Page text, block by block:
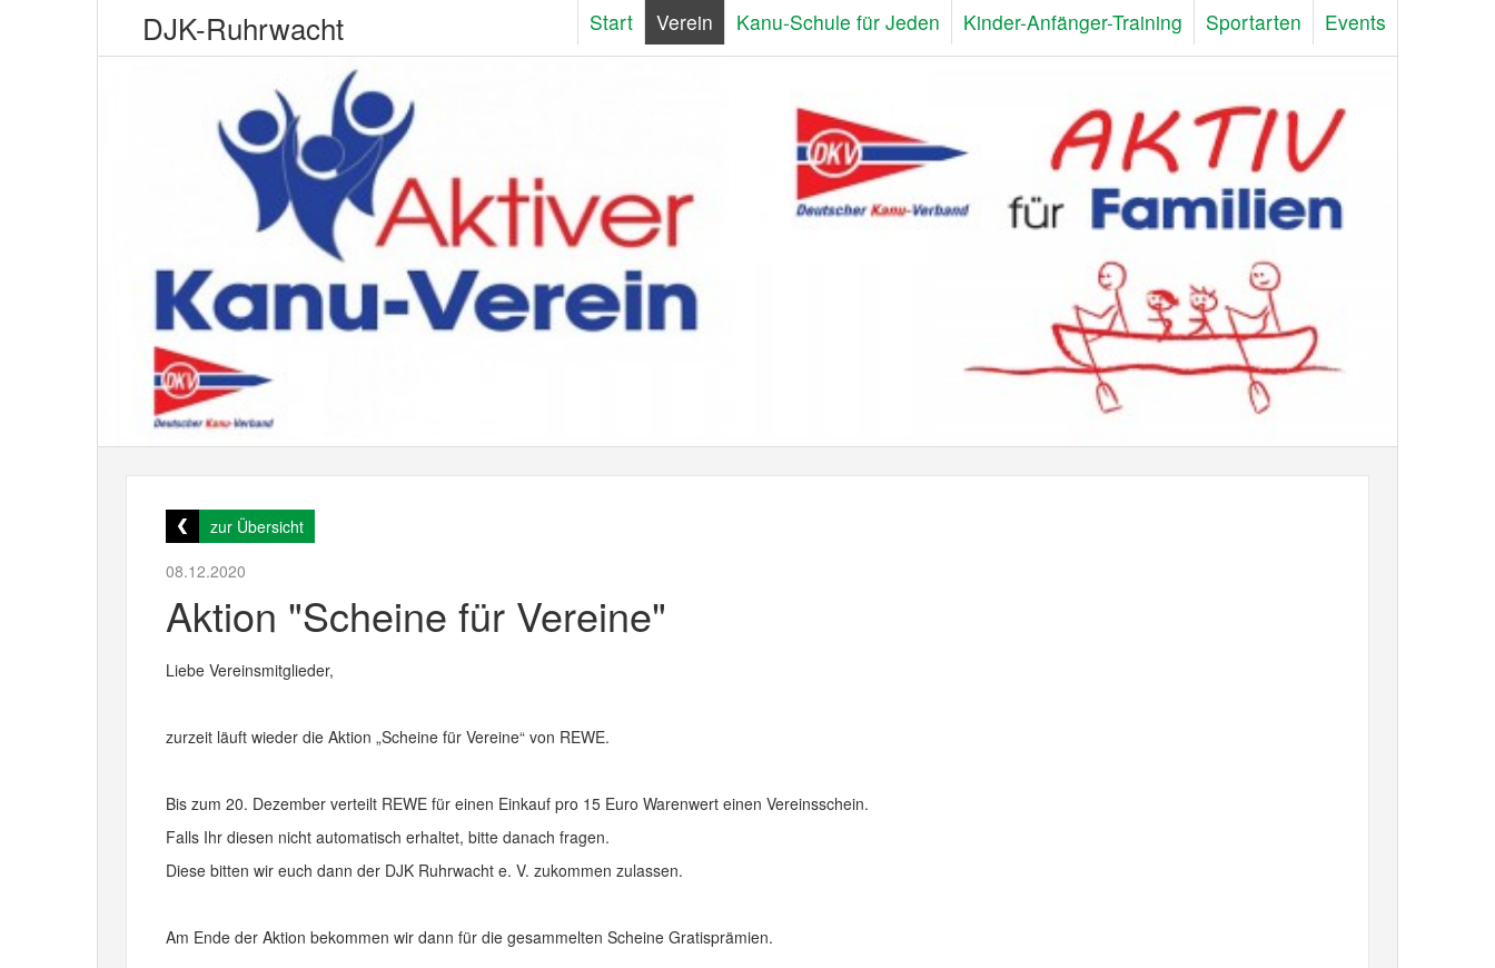
DJK-Ruhrwacht Start Verein Kanu-Schule für Jeden Kinder-Anfänger-Training Sportarten Events
zur Übersicht
08.12.2020
Aktion "Scheine für Vereine"
Liebe Vereinsmitglieder,
zurzeit läuft wieder die Aktion „Scheine für Vereine“ von REWE.
Bis zum 20. Dezember verteilt REWE für einen Einkauf pro 15 Euro Warenwert einen Vereinsschein.
Falls Ihr diesen nicht automatisch erhaltet, bitte danach fragen.
Diese bitten wir euch dann der DJK Ruhrwacht e. V. zukommen zulassen.
Am Ende der Aktion bekommen wir dann für die gesammelten Scheine Gratisprämien.